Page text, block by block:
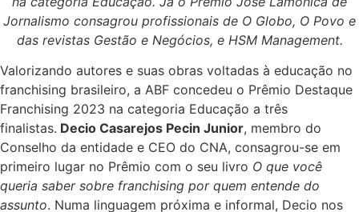
Jornalismo consagrou profissionais de O Globo, O Povo e
das revistas Gestão e Negócios, e HSM Management.
Valorizando autores e suas obras voltadas à educação no
franchising brasileiro, a ABF concedeu o Prêmio Destaque
Franchising 2023 na categoria Educação a três
finalistas. Decio Casarejos Pecin Junior, membro do
Conselho da entidade e CEO do CNA, consagrou-se em
primeiro lugar no Prêmio com o seu livro O que você
queria saber sobre franchising por quem entende do
assunto. Numa linguagem próxima e informal, Decio nos